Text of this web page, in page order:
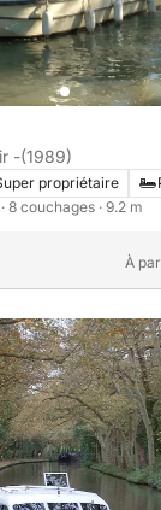
-(1989)
propriétaire
· 8 couchages · 9.2 m
À